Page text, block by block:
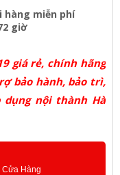
hàng miễn phí
giờ
giá rẻ, chính hãng
bảo hành, bảo trì,
nội thành Hà
Cửa Hàng